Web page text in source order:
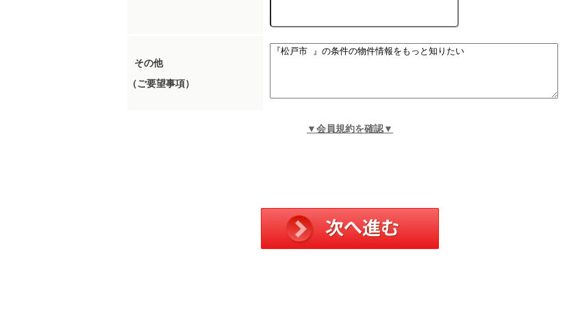
その他
（ご要望事項）
▼会員規約を確認▼